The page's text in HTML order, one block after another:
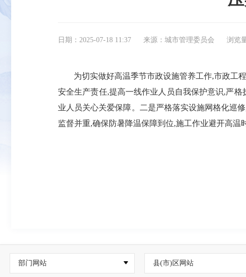
日期：2025-07-18 11:37 来源：城市管理委员会 浏览
为切实做好高温季节市政设施管养工作,市政工
安全生产责任,提高一线作业人员自我保护意识,严
业人员关心关爱保障。二是严格落实设施网格化巡
监督并重,确保防暑降温保障到位,施工作业避开高温
部门网站 县(市)区网站